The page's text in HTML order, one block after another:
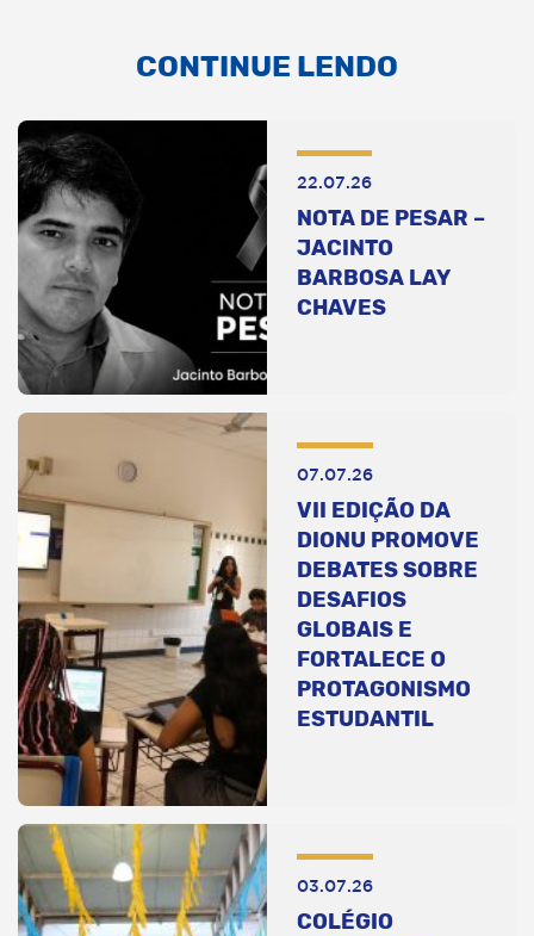
CONTINUE LENDO
22.07.26
NOTA DE PESAR –
JACINTO
BARBOSA LAY
CHAVES
07.07.26
VII EDIÇÃO DA
DIONU PROMOVE
DEBATES SOBRE
DESAFIOS
GLOBAIS E
FORTALECE O
PROTAGONISMO
ESTUDANTIL
03.07.26
COLÉGIO